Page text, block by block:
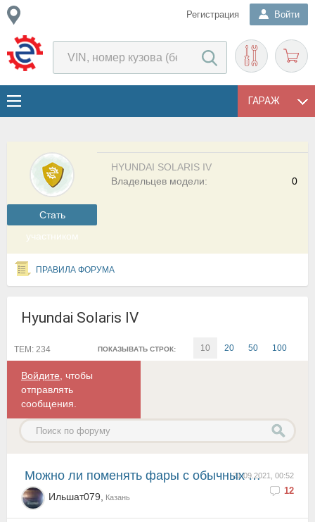
Регистрация Войти
ГАРАЖ
Cтать
участником
HYUNDAI SOLARIS IV
0
Владельцев модели:
ПРАВИЛА ФОРУМА
Hyundai Solaris IV
ПОКАЗЫВАТЬ СТРОК: 10 20 50 100
ТЕМ: 234
Войдите , чтобы
отправлять
сообщения.
21.09.2021, 00:52
12
Можно ли поменять фары с обычных на линзованную
Ильшат079, Казань